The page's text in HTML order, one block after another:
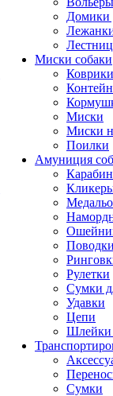
Домики
Миски собаки
Миски
Миски
Поилки
Амуниция
Рулетки
Сумки
Удавки
Цепи
Шлейки
Сумки